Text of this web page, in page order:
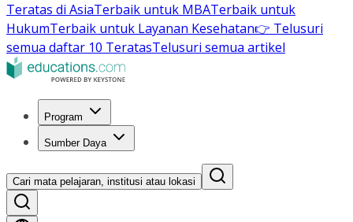
Teratas di AsiaTerbaik untuk MBATerbaik untuk
HukumTerbaik untuk Layanan Kesehatan👉 Telusuri
semua daftar 10 TeratasTelusuri semua artikel
Program
Sumber Daya
Cari mata pelajaran, institusi atau lokasi